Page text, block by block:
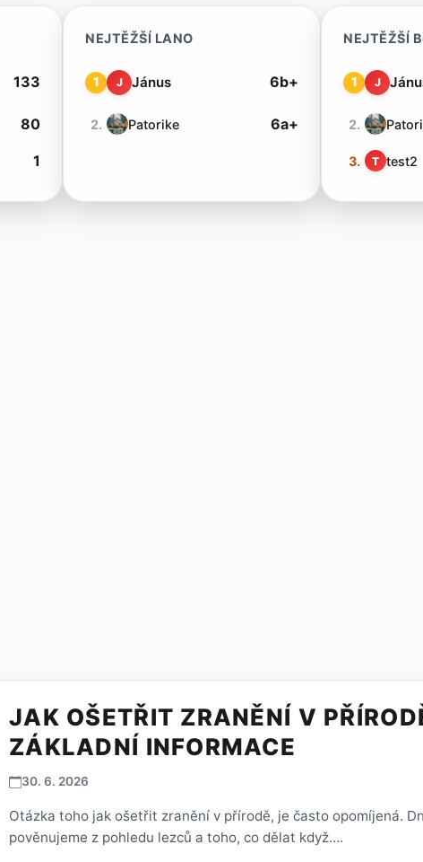
133
80
1
NEJTĚŽŠÍ LANO
1 J Jánus 6b+
2. Patorike 6a+
NEJTĚŽŠÍ
1 J
2.
3. T test2
JAK OŠETŘIT ZRANĚNÍ V
ZÁKLADNÍ INFORMACE
30. 6. 2026
Otázka toho jak ošetřit zranění v přírodě, je často opomíjená.
pověnujeme z pohledu lezců a toho, co dělat když….